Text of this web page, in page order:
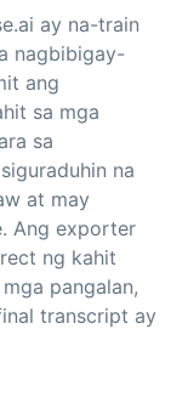
ay na-train
nagbibigay-
ang
sa mga
sa
na
at may
Ang exporter
ng kahit
pangalan,
transcript ay